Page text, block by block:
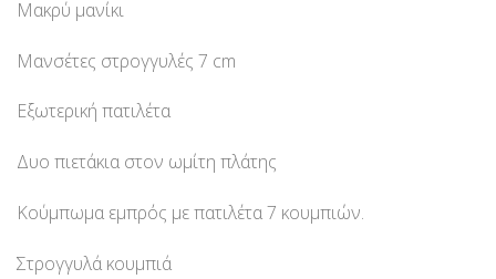
Μακρύ μανίκι
Μανσέτες στρογγυλές 7 cm
Εξωτερική πατιλέτα
Δυο πιετάκια στον ωμίτη πλάτης
Κούμπωμα εμπρός με πατιλέτα 7 κουμπιών.
Στρογγυλά κουμπιά